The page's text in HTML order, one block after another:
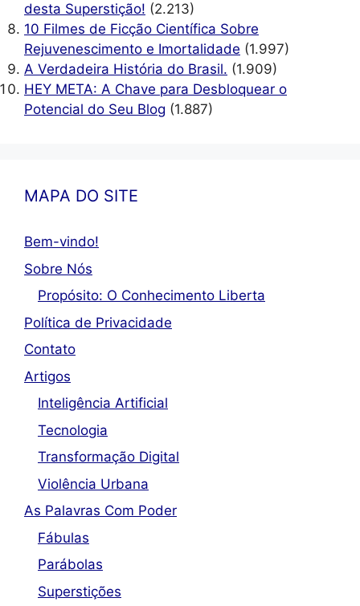
desta Superstição! (2.213)
10 Filmes de Ficção Científica Sobre
Rejuvenescimento e Imortalidade (1.997)
A Verdadeira História do Brasil. (1.909)
HEY META: A Chave para Desbloquear o
Potencial do Seu Blog (1.887)
MAPA DO SITE
Bem-vindo!
Sobre Nós
Propósito: O Conhecimento Liberta
Política de Privacidade
Contato
Artigos
Inteligência Artificial
Tecnologia
Transformação Digital
Violência Urbana
As Palavras Com Poder
Fábulas
Parábolas
Superstições